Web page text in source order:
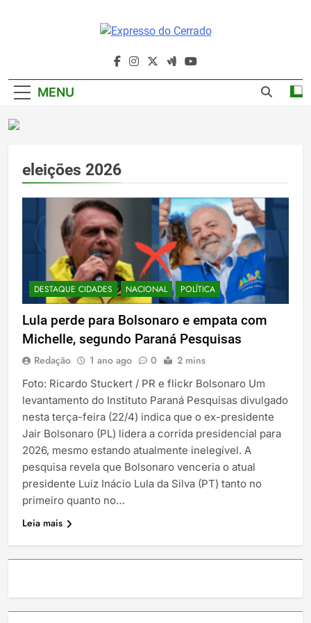
Expresso Do
Cerrado
MENU
eleições 2026
DESTAQUE CIDADES NACIONAL POLÍTICA
Lula perde para Bolsonaro e empata com
Michelle, segundo Paraná Pesquisas
Redação 1 ano ago 0 2 mins
Foto: Ricardo Stuckert / PR e flickr Bolsonaro Um
levantamento do Instituto Paraná Pesquisas divulgado
nesta terça-feira (22/4) indica que o ex-presidente
Jair Bolsonaro (PL) lidera a corrida presidencial para
2026, mesmo estando atualmente inelegível. A
pesquisa revela que Bolsonaro venceria o atual
presidente Luiz Inácio Lula da Silva (PT) tanto no
primeiro quanto no…
Leia mais